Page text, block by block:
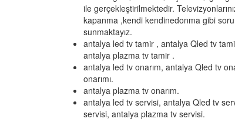
ile gerçekleştirilmektedir.
kapanma ,kendi kendinedonma gibi
sunmaktayız.
antalya led tv tamir , antalya Qled tv
antalya plazma tv tamir .
antalya led tv onarım, antalya Qled tv
onarımı.
antalya plazma tv onarım.
antalya led tv servisi, antalya Qled tv
servisi, antalya plazma tv servisi.